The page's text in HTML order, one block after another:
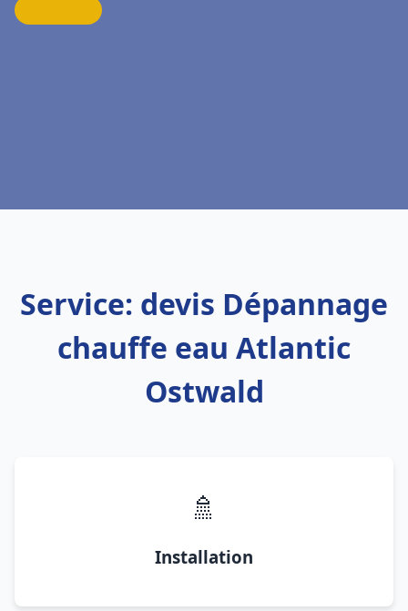
Service: devis Dépannage
chauffe eau Atlantic
Ostwald
🚿
Installation